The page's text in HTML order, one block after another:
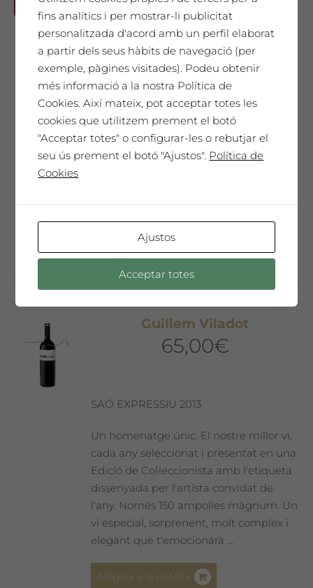
Joan Brossa
65,00€
SAÓ EXPRESSIU 2011
Un homenatge únic. El nostre millor vi,
cada any seleccionat i presentat en una
Edició de Col·leccionista amb l'etiqueta
Un vi especial, sorprenent, molt
complex i elegant que t'emocionarà ...
Guillem Viladot
65,00€
SAÓ EXPRESSIU 2013
Un homenatge únic. El nostre millor vi,
cada any seleccionat i presentat en una
Edició de Col·leccionista amb l'etiqueta
dissenyada per l'artista convidat de
l'any. Només 150 ampolles màgnum. Un
vi especial, sorprenent, molt complex i
elegant que t'emocionarà ...
Afegeix a la cistella
fins analítics i per mostrar-li publicitat
personalitzada d'acord amb un perfil elaborat
a partir dels seus hàbits de navegació (per
exemple, pàgines visitades). Podeu obtenir
més informació a la nostra Política de
Cookies. Així mateix, pot acceptar totes les
cookies que utilitzem prement el botó
"Acceptar totes" o configurar-les o rebutjar el
seu ús prement el botó "Ajustos". Política de
Cookies
Ajustos
Acceptar totes